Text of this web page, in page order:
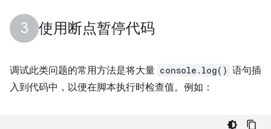
使用断点暂停代码
调试此类问题的常用方法是将大量 console.log() 语句插
入到代码中，以便在脚本执行时检查值。例如：